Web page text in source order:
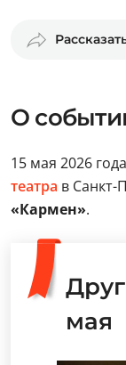
О
15 мая 2026
театра в Санкт-
«Кармен».
мая